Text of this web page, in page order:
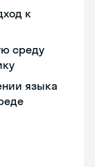
к
среду
языка